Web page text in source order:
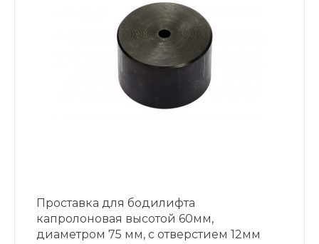
Проставка для бодилифта
капролоновая высотой 60мм,
диаметром 75 мм, с отверстием 12мм